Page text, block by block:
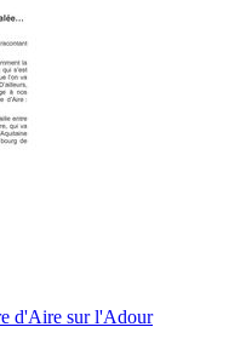
d'Aire sur l'Adour